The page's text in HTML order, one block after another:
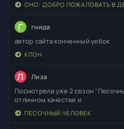
ОНО: ДОБРО ПОЖАЛОВАТЬ В
Г гнида
автор сайта конченный уебок
КЛОН
Л Лиза
Посмотрела уже 2 сезон
отличном качестве и
ПЕСОЧНЫЙ ЧЕЛОВЕК